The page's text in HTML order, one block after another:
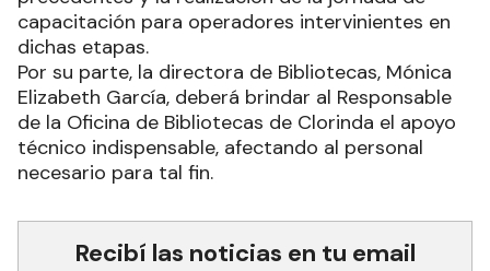
capacitación para operadores intervinientes en
dichas etapas.
Por su parte, la directora de Bibliotecas, Mónica
Elizabeth García, deberá brindar al Responsable
de la Oficina de Bibliotecas de Clorinda el apoyo
técnico indispensable, afectando al personal
necesario para tal fin.
Recibí las noticias en tu email